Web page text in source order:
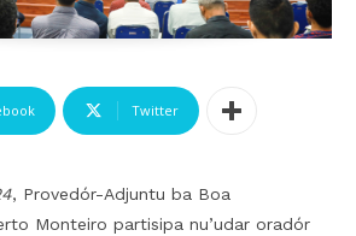
Twitter
, Provedór-Adjuntu ba Boa
Monteiro partisipa nu’udar oradór